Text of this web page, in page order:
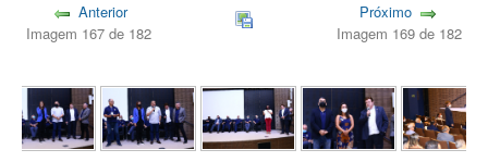
Anterior
Imagem 167 de 182
Próximo
Imagem 169 de 182